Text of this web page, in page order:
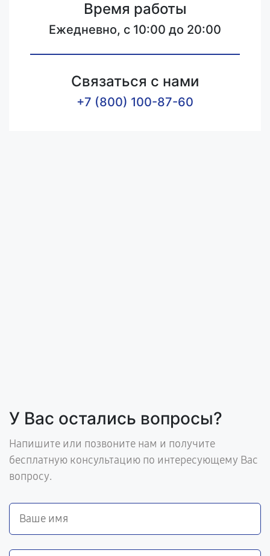
Время работы
Ежедневно, с 10:00 до 20:00
Связаться с нами
+7 (800) 100-87-60
У Вас остались вопросы?
Напишите или позвоните нам и получите
бесплатную консультацию по интересующему Вас
вопросу.